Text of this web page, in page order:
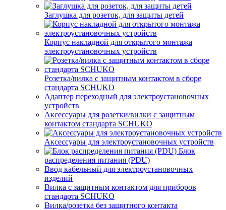
Заглушка для розеток, для защиты детей
Корпус накладной для открытого монтажа
электроустановочных устройств
Розетка/вилка с защитным контактом в сборе
стандарта SCHUKO
Адаптер переходный для электроустановочных
устройств
Аксессуары для розетки/вилки с защитным
контактом стандарта SCHUKO
Аксессуары для электроустановочных устройств
Блок
распределения питания (PDU)
Ввод кабельный для электроустановочных
изделий
Вилка с защитным контактом для приборов
стандарта SCHUKO
Вилка/розетка без защитного контакта